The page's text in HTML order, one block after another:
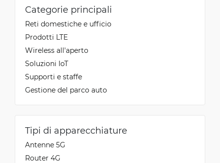
Categorie principali
Reti domestiche e ufficio
Prodotti LTE
Wireless all'aperto
Soluzioni IoT
Supporti e staffe
Gestione del parco auto
Tipi di apparecchiature
Antenne 5G
Router 4G